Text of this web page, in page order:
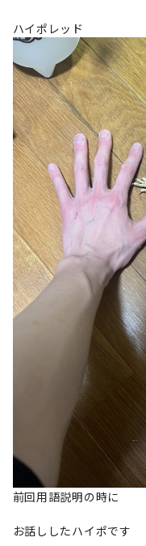
ハイポレッド
前回用語説明の時に
お話ししたハイポです